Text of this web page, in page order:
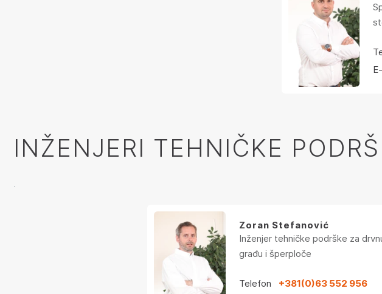
INŽENJERI TEHNIČKE
.
Zoran Stefanović
Inženjer tehničke podrške za
građu i šperploče
Telefon
+381(0)63 552 956